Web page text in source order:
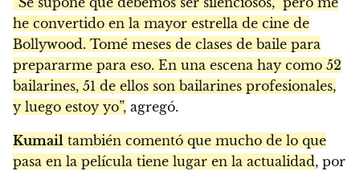
he convertido en la mayor estrella de cine de
Bollywood. Tomé meses de clases de baile para
prepararme para eso. En una escena hay como 52
bailarines, 51 de ellos son bailarines profesionales,
y luego estoy yo”, agregó.
Kumail también comentó que mucho de lo que
pasa en la película tiene lugar en la actualidad, por